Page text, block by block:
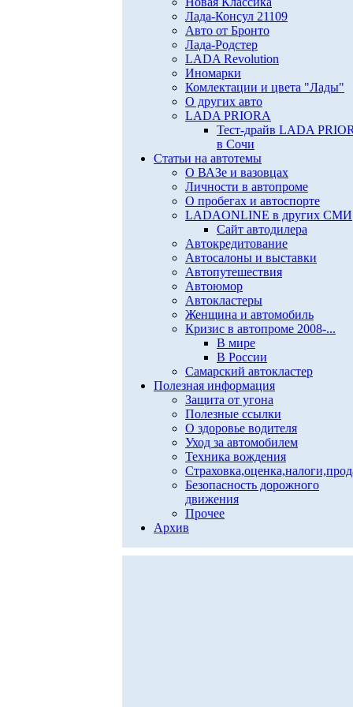
Лада-Консул 21109
Авто от Бронто
Лада-Родстер
LADA Revolution
Иномарки
Комлектации и цвета "Лады"
О других авто
LADA PRIORA
Тест-драйв LADA
в Сочи
Статьи на автотемы
О ВАЗе и вазовцах
Личности в автопроме
О пробегах и автоспорте
LADAONLINE в других СМИ
Сайт автодилера
Автокредитование
Автосалоны и выставки
Автопутешествия
Автоюмор
Автокластеры
Женщина и автомобиль
Кризис в автопроме 2008-...
В мире
В России
Самарский автокластер
Полезная информация
Защита от угона
Полезные ссылки
О здоровье водителя
Уход за автомобилем
Техника вождения
Безопасность дорожного
движения
Прочее
Архив